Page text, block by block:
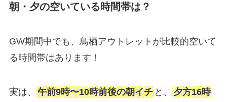
朝・夕の空いている時間帯は？
GW期間中でも、鳥栖アウトレットが比較的空いて
る時間帯はあります！
実は、 午前9時〜10時前後の朝イチと、 夕方16時